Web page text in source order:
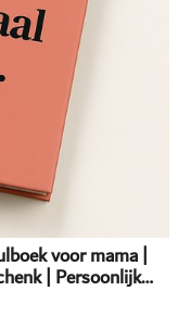
voor mama |
| Persoonlijk